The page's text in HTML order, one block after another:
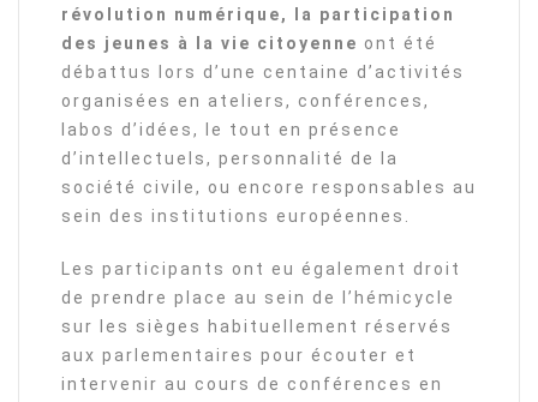
révolution numérique, la participation
des jeunes à la vie citoyenne ont été
débattus lors d’une centaine d’activités
organisées en ateliers, conférences,
labos d’idées, le tout en présence
d’intellectuels, personnalité de la
société civile, ou encore responsables au
sein des institutions européennes.
Les participants ont eu également droit
de prendre place au sein de l’hémicycle
sur les sièges habituellement réservés
aux parlementaires pour écouter et
intervenir au cours de conférences en